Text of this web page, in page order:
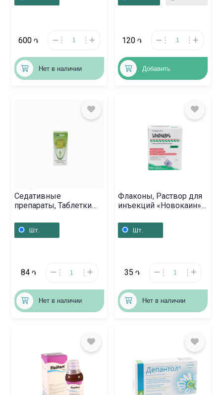
600 ֏
Нет в наличии
120 ֏
Добавить
Седативные
препараты, Таблетки
Հայաստան
Шт.
84 ֏
Нет в наличии
Флаконы, Раствор для
инъекций «Новокаин»
Шт.
35 ֏
Нет в наличии